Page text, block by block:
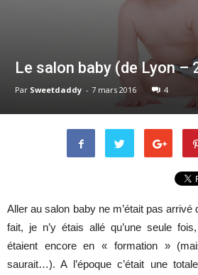
Le salon baby (de Lyon –
Par Sweetdaddy - 7 mars 2016 4
Aller au salon baby ne m’était pas
fait, je n’y étais allé qu’une seule
étaient encore en « formation »
saurait…). A l’époque c’était une